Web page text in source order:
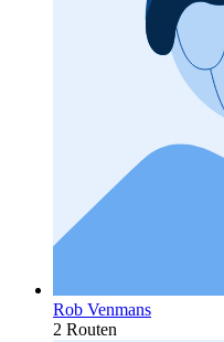
Rob Venmans
2 Routen